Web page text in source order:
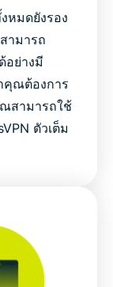
หมดยังรอง
ามารถ
อย่างมี
คุณต้องการ
สามารถใช้
ตัวเต็ม